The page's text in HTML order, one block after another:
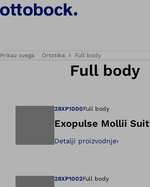
Prikaz svega Ortotika Full body
Full body
28XP1000Full body
Exopulse Mollii Suit
Detalji proizvodnje›
28XP1002Full body